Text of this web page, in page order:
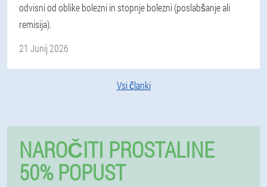
odvisni od oblike bolezni in stopnje bolezni (poslabšanje ali
remisija).
21 Junij 2026
Vsi članki
NAROČITI PROSTALINE
50% POPUST